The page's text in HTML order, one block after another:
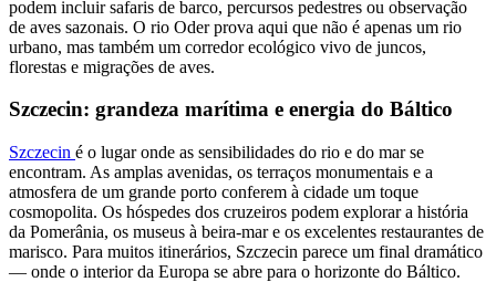
podem incluir safaris de barco, percursos pedestres ou observação
de aves sazonais. O rio Oder prova aqui que não é apenas um rio
urbano, mas também um corredor ecológico vivo de juncos,
florestas e migrações de aves.
Szczecin: grandeza marítima e energia do Báltico
Szczecin é o lugar onde as sensibilidades do rio e do mar se
encontram. As amplas avenidas, os terraços monumentais e a
atmosfera de um grande porto conferem à cidade um toque
cosmopolita. Os hóspedes dos cruzeiros podem explorar a história
da Pomerânia, os museus à beira-mar e os excelentes restaurantes de
marisco. Para muitos itinerários, Szczecin parece um final dramático
— onde o interior da Europa se abre para o horizonte do Báltico.